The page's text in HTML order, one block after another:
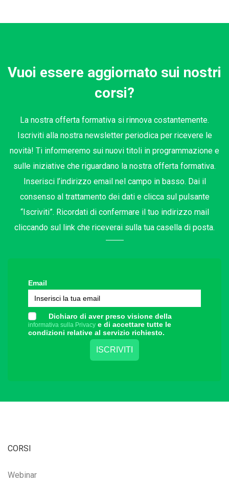
Vuoi essere aggiornato sui nostri
corsi?
La nostra offerta formativa si rinnova costantemente.
Iscriviti alla nostra newsletter periodica per ricevere le
novità! Ti informeremo sui nuovi titoli in programmazione e
sulle iniziative che riguardano la nostra offerta formativa.
Inserisci l’indirizzo email nel campo in basso. Dai il
consenso al trattamento dei dati e clicca sul pulsante
“Iscriviti”. Ricordati di confermare il tuo indirizzo mail
cliccando sul link che riceverai sulla tua casella di posta.
Email
Dichiaro di aver preso visione della
informativa sulla Privacy e di accettare tutte le
condizioni relative al servizio richiesto.
CORSI
Webinar